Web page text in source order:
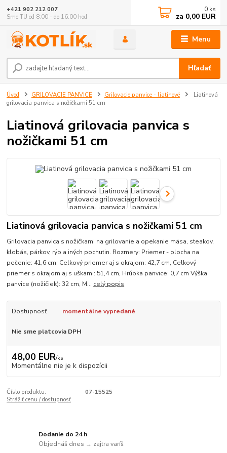
Menu
Hľadať
+421 902 212 007
Sme TU od 8:00 - do 16:00 hod
0 ks
za 0,00 EUR
Úvod GRILOVACIE PANVICE Grilovacie panvice - liatinové
Liatinová
grilovacia panvica s nožičkami 51 cm
Liatinová grilovacia panvica s
nožičkami 51 cm
Liatinová grilovacia panvica s nožičkami 51 cm
Grilovacia panvica s nožičkami na grilovanie a opekanie mäsa, steakov,
klobás, párkov, rýb a iných pochutin. Rozmery: Priemer - plocha na
pečenie: 41,6 cm, Celkový priemer aj s okrajom: 42,7 cm, Celkový
priemer s okrajom aj s uškami: 51,4 cm, Hrúbka panvice: 0,7 cm Výška
panvice (nožičiek): 32 cm, M... celý popis
Dostupnosť momentálne vypredané
Nie sme platcovia DPH
48,00 EUR/ks
Momentálne nie je k dispozícii
Číslo produktu:
07-15525
Strážiť cenu / dostupnosť
Dodanie do 24 h
Objednáš dnes → zajtra varíš